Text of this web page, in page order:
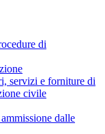
di
servizi e forniture di
civile
dalle